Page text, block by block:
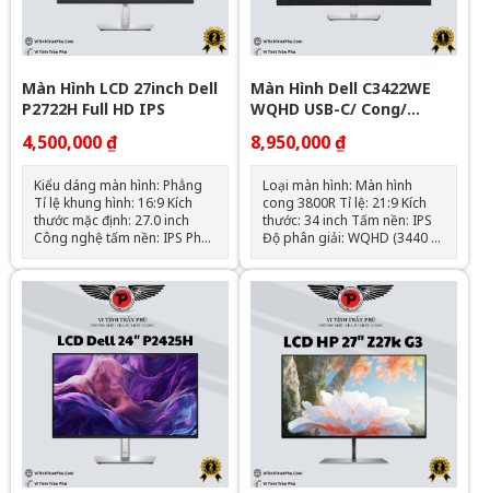
Màn Hình LCD 27inch Dell
P2722H Full HD IPS
4,500,000 ₫
Kiểu dáng màn hình: Phẳng
Tỉ lệ khung hình: 16:9 Kích
thước mặc định: 27.0 inch
Công nghệ tấm nền: IPS Phân
giải điểm ảnh: FHD - 1920 x
1080 Độ sáng hiển thị: 250
Nits cd/m2 Tần số quét màn:
50 Hz - 60 Hz (Hertz) Thời
gian đáp ứng: 5 ms (tối thiểu)
- 8 ms (trung bình) Chỉ số
màu sắc: 16.8 triệu màu -
sRGB 99% - 8 bits Hỗ trợ tiêu
chuẩn: VESA (100 mm x 100
mm) Cổng cắm kết nối:
1xDisplayPort, 1xHDMI,
1xVGA, 1xSuperSpeed USB
5Gbps upstream,
4xSuperSpeed USB 5Gbps
Màn Hình Dell C3422WE
WQHD USB-C/ Cong/
Webca/ Loa (34Inch/
UWQHD (3440x1440)/
60HZ/ IPS)
8,950,000 ₫
Loại màn hình: Màn hình
cong 3800R Tỉ lệ: 21:9 Kích
thước: 34 inch Tấm nền: IPS
Độ phân giải: WQHD (3440 x
1440) Tốc độ làm mới: 60Hz
Thời gian đáp ứng: 5 ms
(Fast) - (gray to gray), 8 ms
+ mic, loa 5W Cổng kết nối: 1x
DP 1.2 (HDCP2.2), 1c HDMI
2.0 ,1x USB-C xuất hình (PD
lên đến 90W) ,1x RJ45 Phụ
kiện: Cáp nguồn, Cáp
DisplayPort